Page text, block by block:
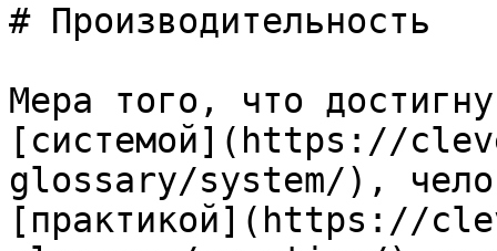
# Производительность
Мера того, что
[системой](https://
glossary/system/),
[практикой](https://